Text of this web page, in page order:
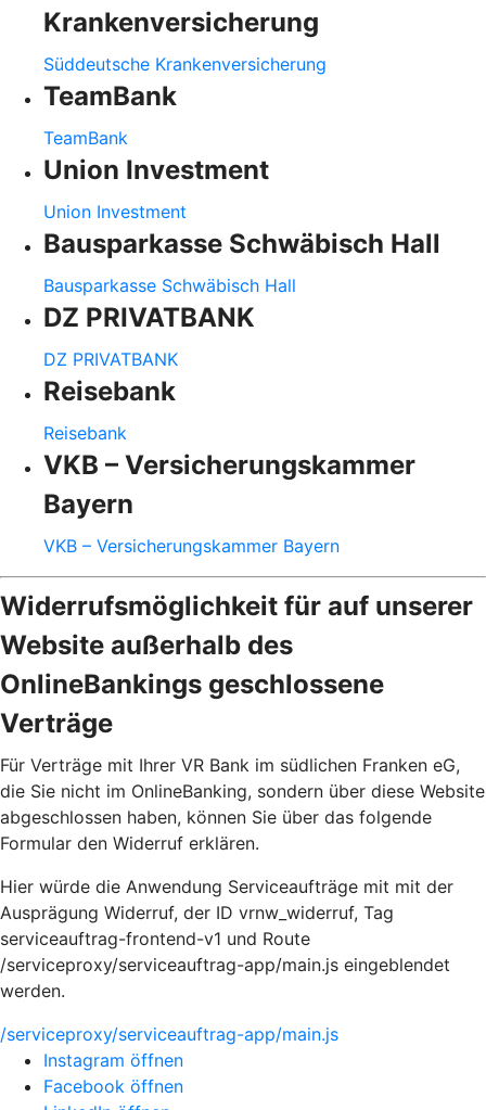
Krankenversicherung
Süddeutsche Krankenversicherung
TeamBank
TeamBank
Union Investment
Union Investment
Bausparkasse Schwäbisch Hall
Bausparkasse Schwäbisch Hall
DZ PRIVATBANK
DZ PRIVATBANK
Reisebank
Reisebank
VKB – Versicherungskammer
Bayern
VKB – Versicherungskammer Bayern
Widerrufsmöglichkeit für auf unserer
Website außerhalb des
OnlineBankings geschlossene
Verträge
Für Verträge mit Ihrer VR Bank im südlichen Franken eG,
die Sie nicht im OnlineBanking, sondern über diese Website
abgeschlossen haben, können Sie über das folgende
Formular den Widerruf erklären.
Hier würde die Anwendung Serviceaufträge mit mit der
Ausprägung Widerruf, der ID vrnw_widerruf, Tag
serviceauftrag-frontend-v1 und Route
/serviceproxy/serviceauftrag-app/main.js eingeblendet
werden.
/serviceproxy/serviceauftrag-app/main.js
Instagram öffnen
Facebook öffnen